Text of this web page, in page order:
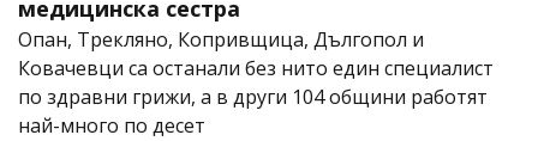
медицинска сестра
Опан, Трекляно, Копривщица, Дългопол и
Ковачевци са останали без нито един специалист
по здравни грижи, а в други 104 общини работят
най-много по десет